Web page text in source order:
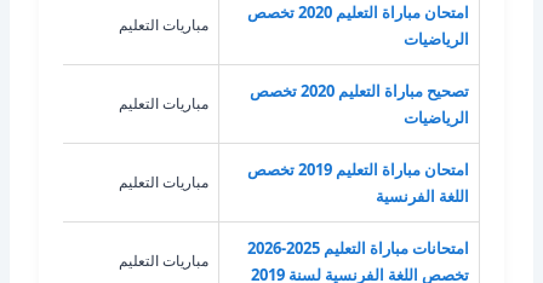
امتحان مباراة التعليم 2020 تخصص
الرياضيات
مباريات التعليم
تصحيح مباراة التعليم 2020 تخصص
الرياضيات
مباريات التعليم
امتحان مباراة التعليم 2019 تخصص
اللغة الفرنسية
مباريات التعليم
امتحانات مباراة التعليم 2025-2026
تخصص اللغة الفرنسية لسنة 2019
مباريات التعليم